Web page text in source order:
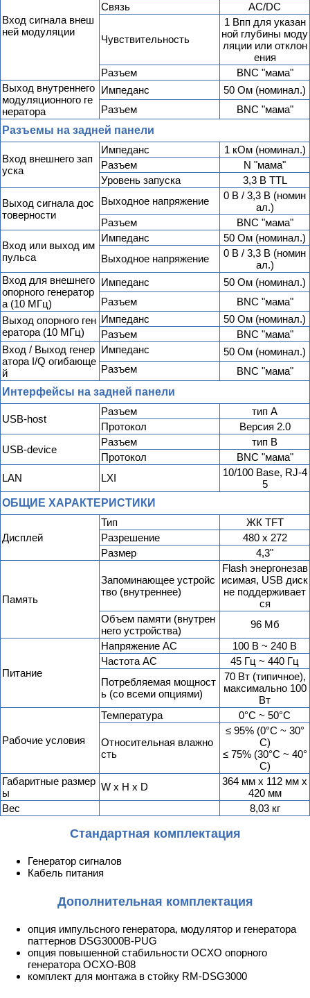
Вход сигнала внеш
ней модуляции
Связь
AC/DC
Чувствительность
1 Впп для указан
ной глубины моду
ляции или отклон
ения
Разъем
BNC "мама"
Выход внутреннего
модуляционного ге
нератора
Импеданс
50 Ом (номинал.)
Разъем
BNC "мама"
Разъемы на задней панели
Вход внешнего зап
уска
Импеданс
1 кОм (номинал.)
Разъем
N "мама"
Уровень запуска
3,3 В TTL
Выход сигнала дос
товерности
Выходное напряжение
0 В / 3,3 В (номин
ал.)
Разъем
BNC "мама"
Вход или выход им
пульса
Импеданс
50 Ом (номинал.)
Выходное напряжение
0 В / 3,3 В (номин
ал.)
Вход для внешнего
опорного генератор
а (10 МГц)
Импеданс
50 Ом (номинал.)
Разъем
BNC "мама"
Выход опорного ген
ератора (10 МГц)
Импеданс
50 Ом (номинал.)
Разъем
BNC "мама"
Вход / Выход генер
атора I/Q огибающе
й
Импеданс
50 Ом (номинал.)
Разъем
BNC "мама"
Интерфейсы на задней панели
USB-host
Разъем
тип А
Протокол
Версия 2.0
USB-device
Разъем
тип B
Протокол
BNC "мама"
LAN
LXI
10/100 Base, RJ-4
5
ОБЩИЕ ХАРАКТЕРИСТИКИ
Дисплей
Тип
ЖК TFT
Разрешение
480 x 272
Размер
4,3"
Память
Запоминающее устройс
тво (внутреннее)
Flash энергонезав
исимая, USB диск
не поддерживает
ся
Объем памяти (внутрен
него устройства)
96 Мб
Питание
Напряжение AC
100 В ~ 240 В
Частота AC
45 Гц ~ 440 Гц
Потребляемая мощност
ь (со всеми опциями)
70 Вт (типичное),
максимально 100
Вт
Рабочие условия
Температура 0°С ~ 50°С
Относительная влажно
сть
≤ 95% (0°С ~ 30°
С)
≤ 75% (30°С ~ 40°
С)
Габаритные размер
ы
W x H x D
364 мм х 112 мм х
420 мм
Вес
8,03 кг
Стандартная комплектация
Генератор сигналов
Кабель питания
Дополнительная комплектация
опция импульсного генератора, модулятор и генератора
паттернов DSG3000B-PUG
опция повышенной стабильности OCXO опорного
генератора OCXO-B08
комплект для монтажа в стойку RM-DSG3000